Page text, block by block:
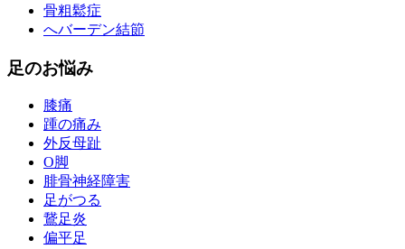
骨粗鬆症
へバーデン結節
足のお悩み
膝痛
踵の痛み
外反母趾
О脚
腓骨神経障害
足がつる
鵞足炎
偏平足